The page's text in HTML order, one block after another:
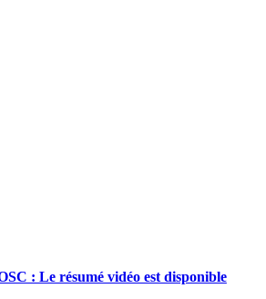
: Le résumé vidéo est disponible